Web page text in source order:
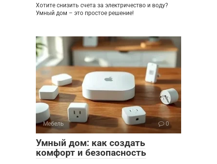
Хотите снизить счета за электричество и воду?
Умный дом – это простое решение!
Мебель 0
Умный дом: как создать
комфорт и безопасность